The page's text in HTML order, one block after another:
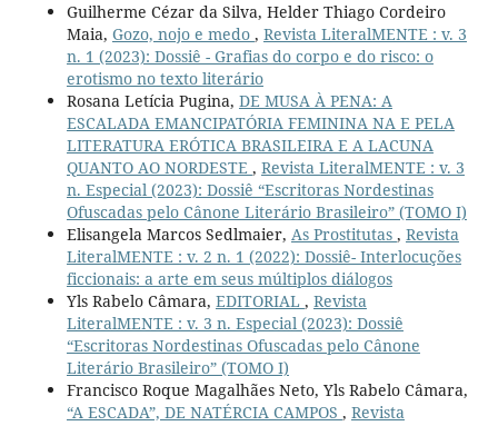
Guilherme Cézar da Silva, Helder Thiago Cordeiro
Maia, Gozo, nojo e medo , Revista LiteralMENTE : v. 3
n. 1 (2023): Dossiê - Grafias do corpo e do risco: o
erotismo no texto literário
Rosana Letícia Pugina, DE MUSA À PENA: A
ESCALADA EMANCIPATÓRIA FEMININA NA E PELA
LITERATURA ERÓTICA BRASILEIRA E A LACUNA
QUANTO AO NORDESTE , Revista LiteralMENTE : v. 3
n. Especial (2023): Dossiê “Escritoras Nordestinas
Ofuscadas pelo Cânone Literário Brasileiro” (TOMO I)
Elisangela Marcos Sedlmaier, As Prostitutas , Revista
LiteralMENTE : v. 2 n. 1 (2022): Dossiê- Interlocuções
ficcionais: a arte em seus múltiplos diálogos
Yls Rabelo Câmara, EDITORIAL , Revista
LiteralMENTE : v. 3 n. Especial (2023): Dossiê
“Escritoras Nordestinas Ofuscadas pelo Cânone
Literário Brasileiro” (TOMO I)
Francisco Roque Magalhães Neto, Yls Rabelo Câmara,
“A ESCADA”, DE NATÉRCIA CAMPOS , Revista